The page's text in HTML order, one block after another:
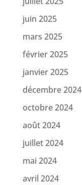
juin 2025
mars 2025
février 2025
janvier 2025
décembre 2024
octobre 2024
août 2024
juillet 2024
mai 2024
avril 2024